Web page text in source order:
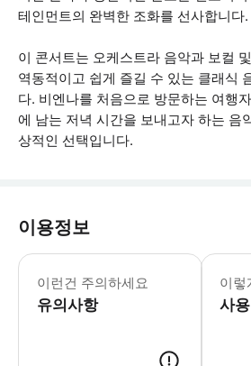
테인먼트의 완벽한 조화를 선사합니다.
이 콘서트는 오케스트라 음악과 보컬
역동적이고 쉽게 즐길 수 있는 클래식
다. 비엔나를 처음으로 방문하는 여행
에 남는 저녁 시간을 보내고자 하는 음
상적인 선택입니다.
이용정보
이런건 주의하세요
유의사항
• 빈 호
이렇
사